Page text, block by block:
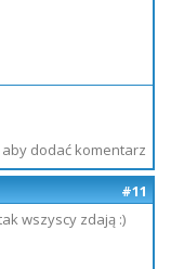
aby dodać komentarz
#11
wszyscy zdają :)